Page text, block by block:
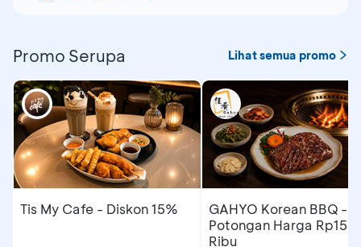
Promo Serupa Lihat semua promo
Tis My Cafe - Diskon 15%
GAHYO Korean BBQ -
Potongan Harga Rp150
Ribu